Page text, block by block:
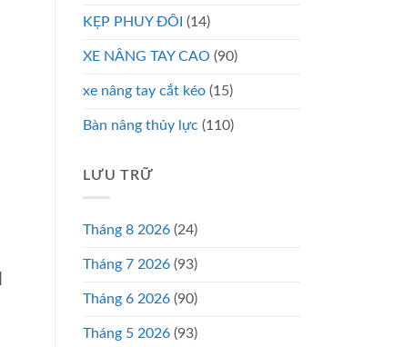
KẸP PHUY ĐÔI (14)
XE NÂNG TAY CAO (90)
xe nâng tay cắt kéo (15)
Bàn nâng thủy lực (110)
LƯU TRỮ
Tháng 8 2026 (24)
Tháng 7 2026 (93)
Tháng 6 2026 (90)
Tháng 5 2026 (93)